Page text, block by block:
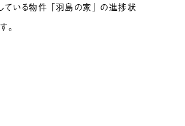
いる物件 「羽島の家」 の進捗状
。